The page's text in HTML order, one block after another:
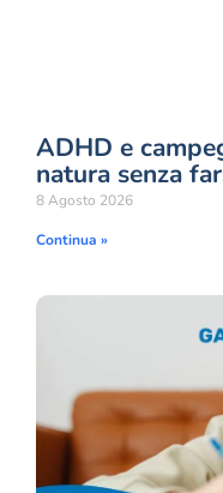
ADHD e
natura senza
8 Agosto 2026
Continua »